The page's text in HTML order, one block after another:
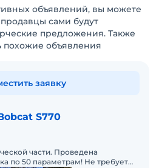
объявлений, вы можете
продавцы сами будут
предложения. Также
похожие объявления
S770
части. Проведена
по 50 параметрам! Не требует
заявку